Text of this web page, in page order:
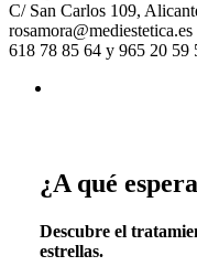
C/ San Carlos 109,
rosamora@mediestetica.es
618 78 85 64 y 965 20 59
¿A qué
Descubre el
estrellas.